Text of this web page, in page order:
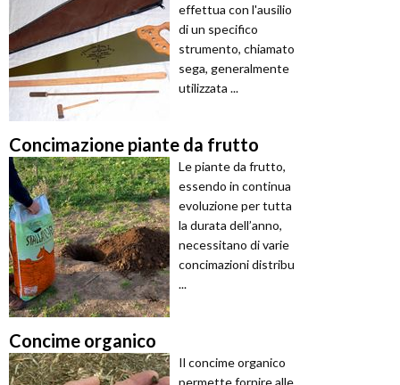
effettua con l'ausilio
di un specifico
strumento, chiamato
sega, generalmente
utilizzata ...
Concimazione piante da frutto
Le piante da frutto,
essendo in continua
evoluzione per tutta
la durata dell’anno,
necessitano di varie
concimazioni distribu
...
Concime organico
Il concime organico
permette fornire alle